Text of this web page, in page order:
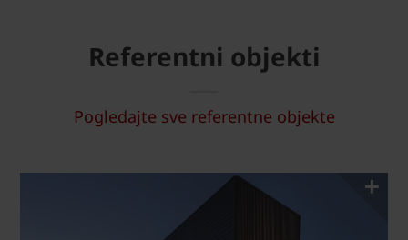
Referentni objekti
Pogledajte sve referentne objekte